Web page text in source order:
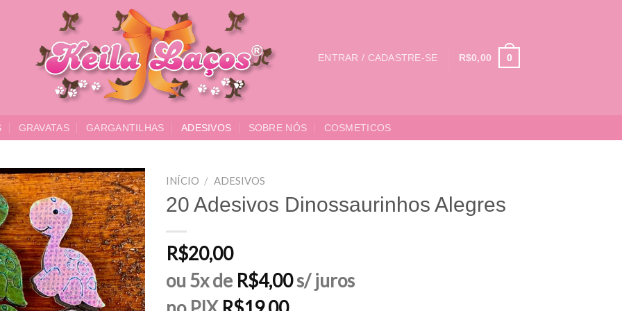
ENTRAR / CADASTRE-SE R$0,00 0
GRAVATAS GARGANTILHAS ADESIVOS SOBRE NÓS COSMETICOS
Adicionar
aos meus
desejos
INÍCIO / ADESIVOS
20 Adesivos Dinossaurinhos Alegres
R$20,00
ou 5x de R$4,00s/ juros